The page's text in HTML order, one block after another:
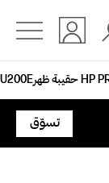
الدعم
تسوّق